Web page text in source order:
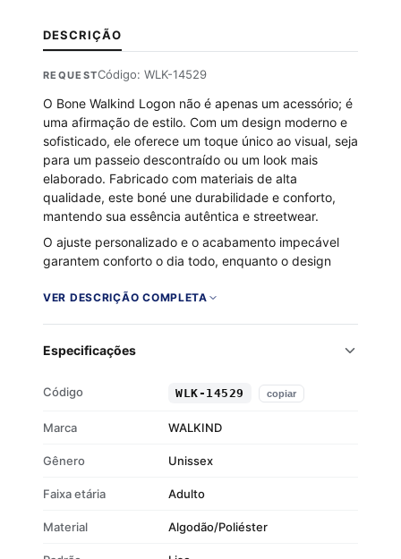
DESCRIÇÃO
REQUESTCódigo: WLK-14529
O Bone Walkind Logon não é apenas um acessório; é
uma afirmação de estilo. Com um design moderno e
sofisticado, ele oferece um toque único ao visual, seja
para um passeio descontraído ou um look mais
elaborado. Fabricado com materiais de alta
qualidade, este boné une durabilidade e conforto,
mantendo sua essência autêntica e streetwear.
O ajuste personalizado e o acabamento impecável
garantem conforto o dia todo, enquanto o design
quem busca praticidade sem abrir mão do estilo, o
Estilo: Strapback
Material: Algodão
VER DESCRIÇÃO COMPLETA
Especificações
Código WLK-14529 copiar
Marca WALKIND
Gênero Unissex
Faixa etária Adulto
Material Algodão/Poliéster